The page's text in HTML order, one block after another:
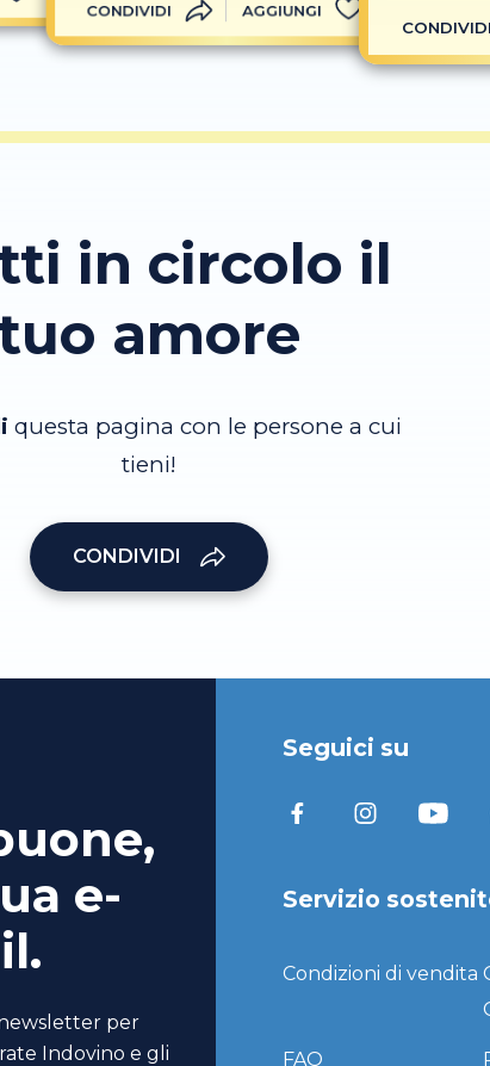
CONDIVIDI AGGIUNGI
CONDIVIDI
in circolo il
amore
questa pagina con le persone a cui
tieni!
CONDIVIDI
e-
per
Indovino e gli
Seguici su
Servizio
Condizioni di vendita
FAQ